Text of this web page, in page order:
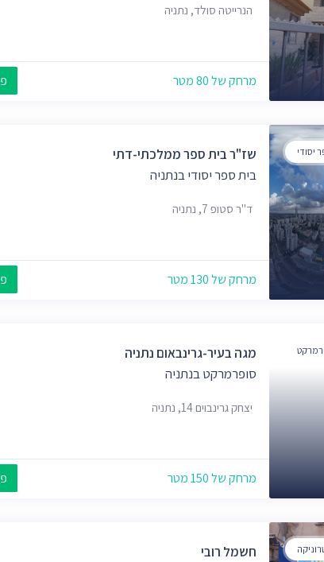
הנרייטה סולד, נתניה
מרחק של 80 מטר
יסודי
שז"ר בית ספר ממלכתי-דתי
בית ספר יסודי בנתניה
ד"ר סטופ 7, נתניה
מרחק של 130 מטר
מגה בעיר-גרינבאום נתניה
סופרמרקט בנתניה
יצחק גרינבוים 14, נתניה
מרחק של 150 מטר
חשמל רובי